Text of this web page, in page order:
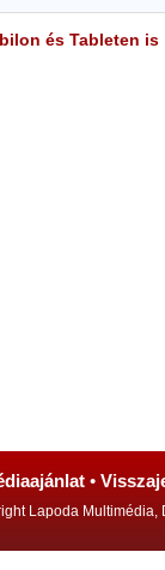
és Tableten is
•
Lapoda Multimédia,